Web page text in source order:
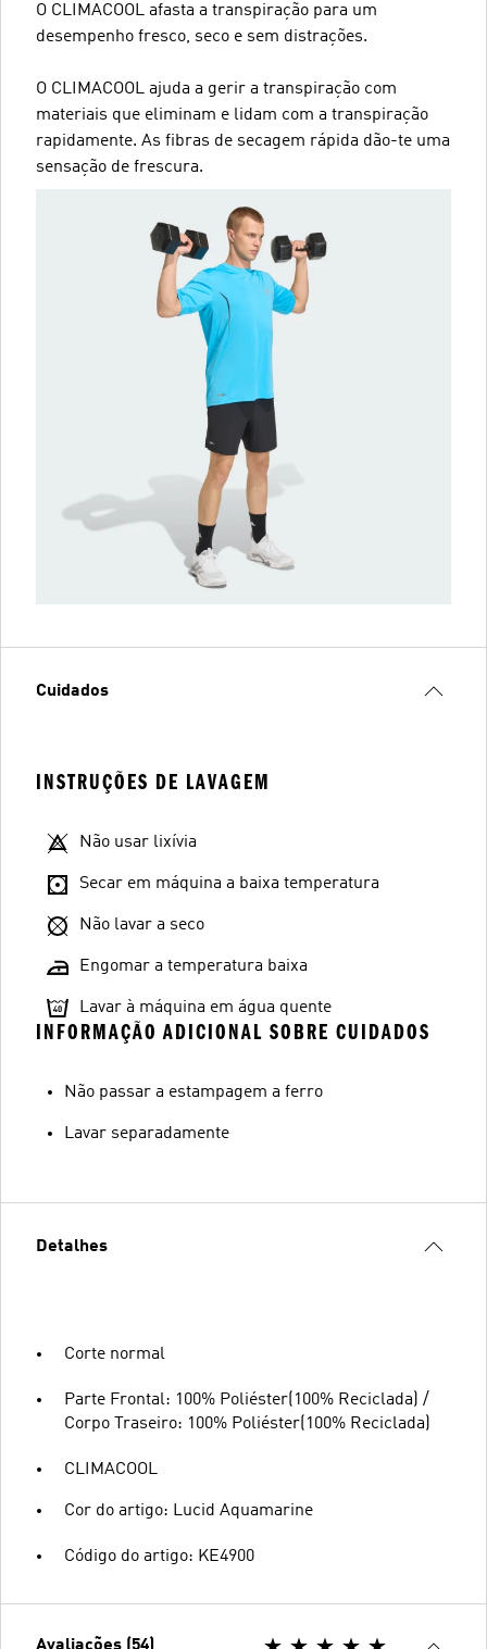
O CLIMACOOL afasta a transpiração para um
desempenho fresco, seco e sem distrações.
O CLIMACOOL ajuda a gerir a transpiração com
materiais que eliminam e lidam com a transpiração
rapidamente. As fibras de secagem rápida dão-te uma
sensação de frescura.
Cuidados
INSTRUÇÕES DE LAVAGEM
Não usar lixívia
Secar em máquina a baixa temperatura
Não lavar a seco
Engomar a temperatura baixa
Lavar à máquina em água quente
INFORMAÇÃO ADICIONAL SOBRE CUIDADOS
Não passar a estampagem a ferro
Lavar separadamente
Detalhes
Corte normal
Parte Frontal: 100% Poliéster(100% Reciclada) /
Corpo Traseiro: 100% Poliéster(100% Reciclada)
CLIMACOOL
Cor do artigo: Lucid Aquamarine
Código do artigo: KE4900